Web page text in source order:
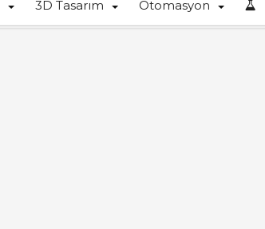
3D Tasarım Otomasyon